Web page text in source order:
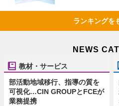
ランキングを
NEWS
教材・サービス
部活動地域移行、指導の質を
可視化…CIN GROUPとFCEが
業務提携